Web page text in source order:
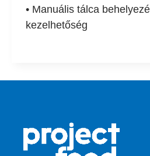
• Manuális tálca
kezelhetőség